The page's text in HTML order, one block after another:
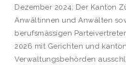
Dezember 2024: Der Kanton
Anwältinnen und Anwälten
berufsmässigen
2026 mit Gerichten und
Verwaltungsbehörden